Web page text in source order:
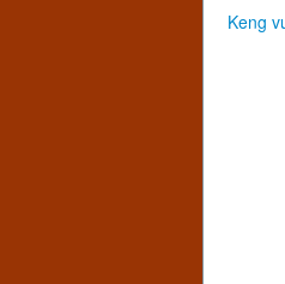
Keng